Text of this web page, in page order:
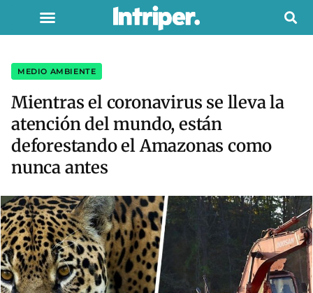
MEDIO AMBIENTE
Mientras el coronavirus se lleva la
atención del mundo, están
deforestando el Amazonas como
nunca antes